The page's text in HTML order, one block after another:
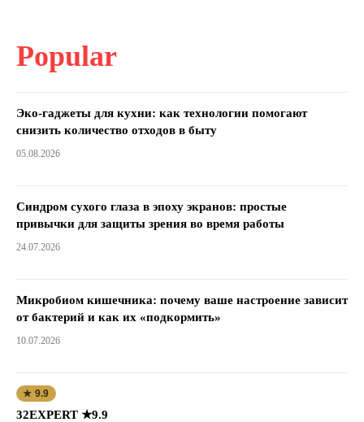
Popular
Эко-гаджеты для кухни: как технологии помогают
снизить количество отходов в быту
05.08.2026
Синдром сухого глаза в эпоху экранов: простые
привычки для защиты зрения во время работы
24.07.2026
Микробиом кишечника: почему ваше настроение зависит
от бактерий и как их «подкормить»
10.07.2026
★ 9.9
32EXPERT ★9.9